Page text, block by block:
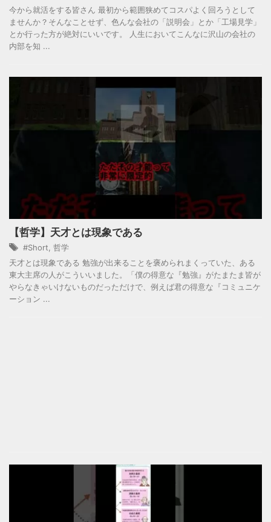
今から就活をする皆さん 最初から範囲狭めてコスパよく回ろうとして
ませんか？そんなことせず、色んな会社の「説明会」とか「工場見学」
とか行った方が絶対にいいです。 人生においてこんなに沢山の会社の
内部を知 ...
【哲学】天才とは現象である
#Short 哲学
天才とは現象である 勉強が出来ることを褒められまくっていた、ある
東大主席の人がこういいました。「僕の得意な『勉強』がたまたま皆が
やらなきゃいけないものだっただけで、例えば君の得意な『コミュニケ
ーション ...